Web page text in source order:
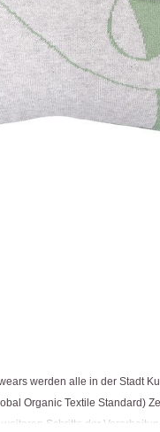
werden alle in der Stadt
Organic Textile Standard)
Schritte der